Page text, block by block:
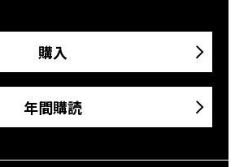
購入
年間購読